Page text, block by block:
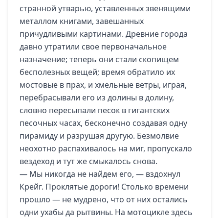
странной утварью, уставленных звенящими
металлом книгами, завешанных
причудливыми картинами. Древние города
давно утратили свое первоначальное
назначение; теперь они стали скопищем
бесполезных вещей; время обратило их
мостовые в прах, и хмельные ветры, играя,
перебрасывали его из долины в долину,
словно пересыпали песок в гигантских
песочных часах, бесконечно создавая одну
пирамиду и разрушая другую. Безмолвие
неохотно распахивалось на миг, пропускало
вездеход и тут же смыкалось снова.
— Мы никогда не найдем его, — вздохнул
Крейг. Проклятые дороги! Столько времени
прошло — не мудрено, что от них остались
одни ухабы да рытвины. На мотоцикле здесь